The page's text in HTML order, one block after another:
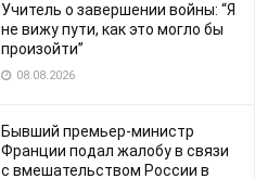
Учитель о завершении войны: “Я
не вижу пути, как это могло бы
произойти”
08.08.2026
Бывший премьер-министр
Франции подал жалобу в связи
с вмешательством России в